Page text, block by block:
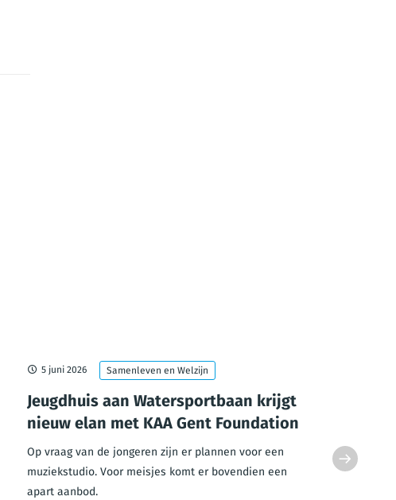
5 juni 2026 Samenleven en Welzijn
Jeugdhuis aan Watersportbaan krijgt
nieuw elan met KAA Gent Foundation
Op vraag van de jongeren zijn er plannen voor een
muziekstudio. Voor meisjes komt er bovendien een
apart aanbod.
De Stad